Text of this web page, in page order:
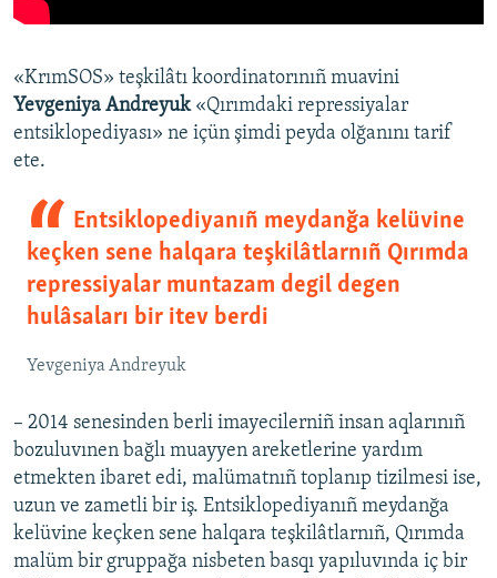
«KrımSOS» teşkilâtı koordinatorınıñ muavini
Yevgeniya Andreyuk«Qırımdaki repressiyalar
entsiklopediyası» ne içün şimdi peyda olğanını tarif
ete.
Entsiklopediyanıñ meydanğa kelüvine
keçken sene halqara teşkilâtlarnıñ Qırımda
repressiyalar muntazam degil degen
hulâsaları bir itev berdi
Yevgeniya Andreyuk
– 2014 senesinden berli imayecilerniñ insan aqlarınıñ
bozuluvınen bağlı muayyen areketlerine yardım
etmekten ibaret edi, malümatnıñ toplanıp tizilmesi ise,
uzun ve zametli bir iş. Entsiklopediyanıñ meydanğa
kelüvine keçken sene halqara teşkilâtlarnıñ, Qırımda
malüm bir gruppağa nisbeten basqı yapıluvında iç bir